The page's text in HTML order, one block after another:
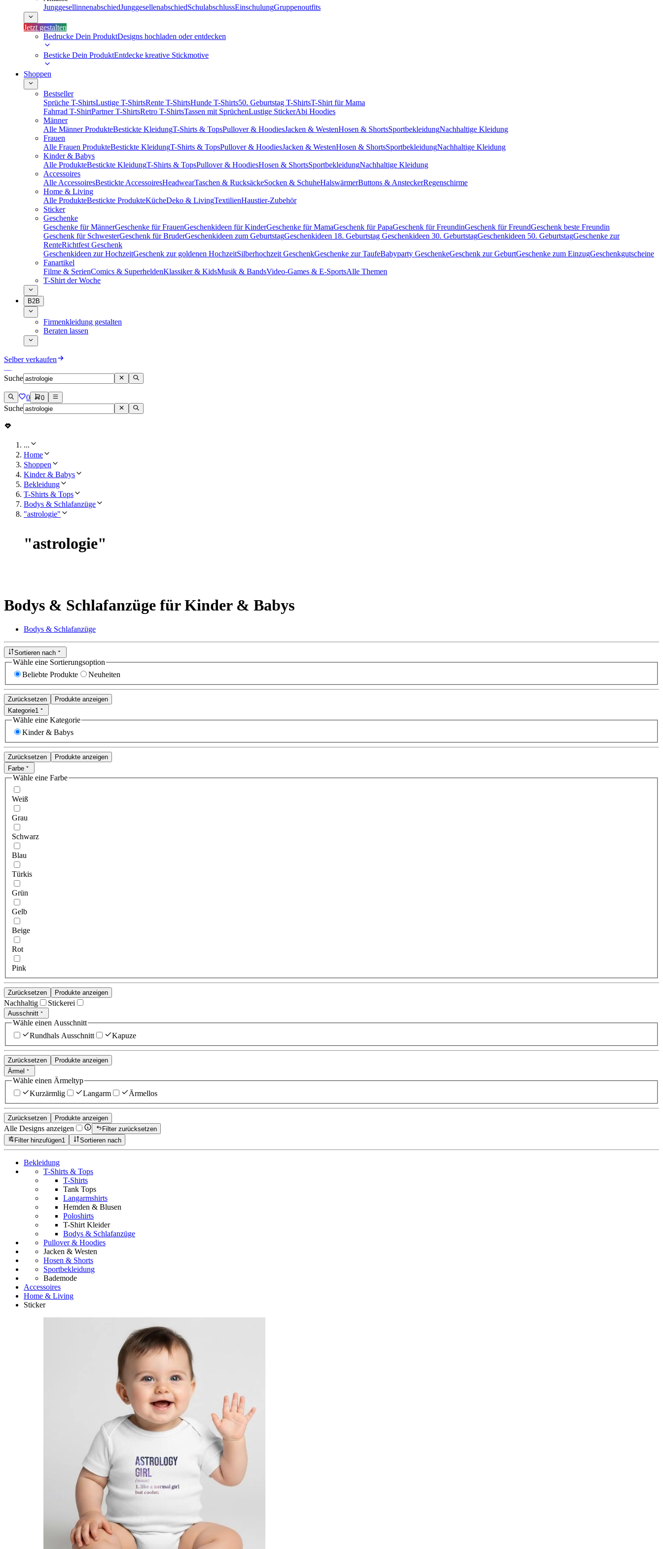
JunggesellinnenabschiedJunggesellenabschiedSchulabschlussEinschulungGruppenoutfits
Jetzt gestalten
Bedrucke Dein ProduktDesigns hochladen oder entdecken
Besticke Dein ProduktEntdecke kreative Stickmotive
Shoppen
Bestseller
Sprüche T-ShirtsLustige T-ShirtsRente T-ShirtsHunde T-Shirts50. Geburtstag T-ShirtsT-Shirt für Mama
Fahrrad T-ShirtPartner T-ShirtsRetro T-ShirtsTassen mit SprüchenLustige StickerAbi Hoodies
Männer
Alle Männer ProdukteBestickte KleidungT-Shirts & TopsPullover & HoodiesJacken & WestenHosen & ShortsSportbekleidungNachhaltige Kleidung
Frauen
Alle Frauen ProdukteBestickte KleidungT-Shirts & TopsPullover & HoodiesJacken & WestenHosen & ShortsSportbekleidungNachhaltige Kleidung
Kinder & Babys
Alle ProdukteBestickte KleidungT-Shirts & TopsPullover & HoodiesHosen & ShortsSportbekleidungNachhaltige Kleidung
Accessoires
Alle AccessoiresBestickte AccessoiresHeadwearTaschen & RucksäckeSocken & SchuheHalswärmerButtons & AnsteckerRegenschirme
Home & Living
Alle ProdukteBestickte ProdukteKücheDeko & LivingTextilienHaustier-Zubehör
Sticker
Geschenke
Geschenke für MännerGeschenke für FrauenGeschenkideen für KinderGeschenke für MamaGeschenk für PapaGeschenk für FreundinGeschenk für FreundGeschenk beste Freundin
Geschenk für SchwesterGeschenk für BruderGeschenkideen zum GeburtstagGeschenkideen 18. Geburtstag Geschenkideen 30. GeburtstagGeschenkideen 50. GeburtstagGeschenke zur
RenteRichtfest Geschenk
Geschenkideen zur HochzeitGeschenk zur goldenen HochzeitSilberhochzeit GeschenkGeschenke zur TaufeBabyparty GeschenkeGeschenk zur GeburtGeschenke zum EinzugGeschenkgutscheine
Fanartikel
Filme & SerienComics & SuperheldenKlassiker & KidsMusik & BandsVideo-Games & E-SportsAlle Themen
T-Shirt der Woche
B2B
Firmenkleidung gestalten
Beraten lassen
Selber verkaufen
Suche
0 0
Suche
...
Home
Shoppen
Kinder & Babys
Bekleidung
T-Shirts & Tops
Bodys & Schlafanzüge
"astrologie"
"astrologie"
Bodys & Schlafanzüge für Kinder & Babys
Bodys & Schlafanzüge
Sortieren nach
Wähle eine Sortierungsoption
Beliebte Produkte
Neuheiten
Zurücksetzen
Produkte anzeigen
Kategorie1
Wähle eine Kategorie
Kinder & Babys
Zurücksetzen
Produkte anzeigen
Farbe
Wähle eine Farbe
Weiß
Grau
Schwarz
Blau
Türkis
Grün
Gelb
Beige
Rot
Pink
Zurücksetzen Produkte anzeigen
Nachhaltig Stickerei
Ausschnitt
Wähle einen Ausschnitt
Rundhals Ausschnitt
Kapuze
Zurücksetzen
Produkte anzeigen
Ärmel
Wähle einen Ärmeltyp
Kurzärmlig
Langarm Ärmellos
Zurücksetzen Produkte anzeigen
Alle Designs anzeigen
Filter zurücksetzen
Filter hinzufügen1 Sortieren nach
Bekleidung
T-Shirts & Tops
T-Shirts
Tank Tops
Langarmshirts
Hemden & Blusen
Poloshirts
T-Shirt Kleider
Bodys & Schlafanzüge
Pullover & Hoodies
Jacken & Westen
Hosen & Shorts
Sportbekleidung
Bademode
Accessoires
Home & Living
Sticker